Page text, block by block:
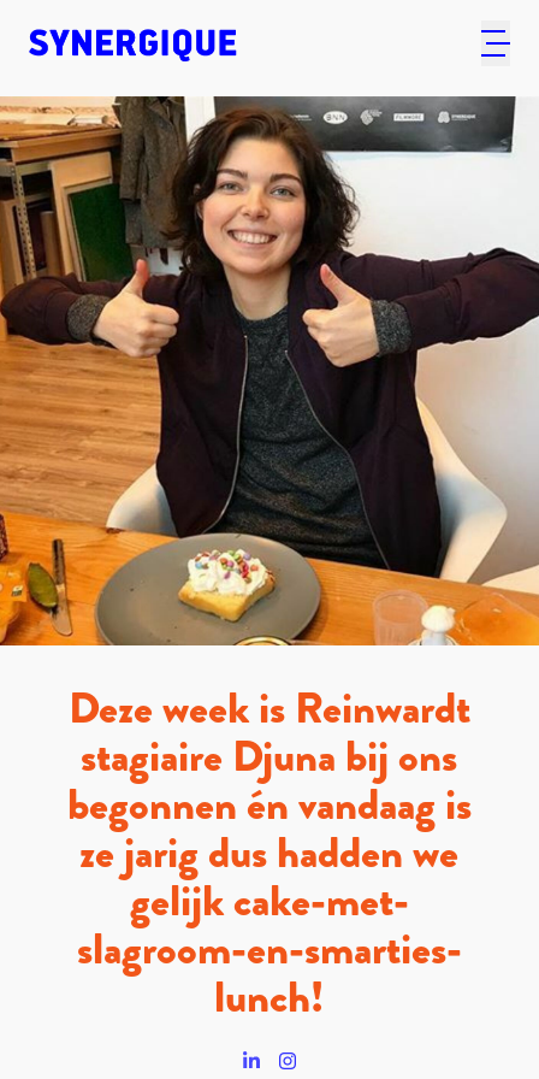
Deze week is Reinwardt
stagiaire Djuna bij ons
begonnen én vandaag is
ze jarig dus hadden we
gelijk cake-met-
slagroom-en-smarties-
lunch!